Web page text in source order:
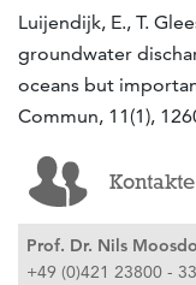
Luijendijk, E., T.
groundwater
oceans but
Commun, 11(1),
Kontakte
Prof. Dr. Nils
+49 (0)421 23800 - 33